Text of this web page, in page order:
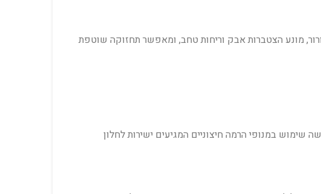
מונע הצטברות אבק וריחות טחב, ומאפשר תחזוקה שוטפת
שימוש במנופי הרמה חיצוניים המגיעים ישירות לחלון